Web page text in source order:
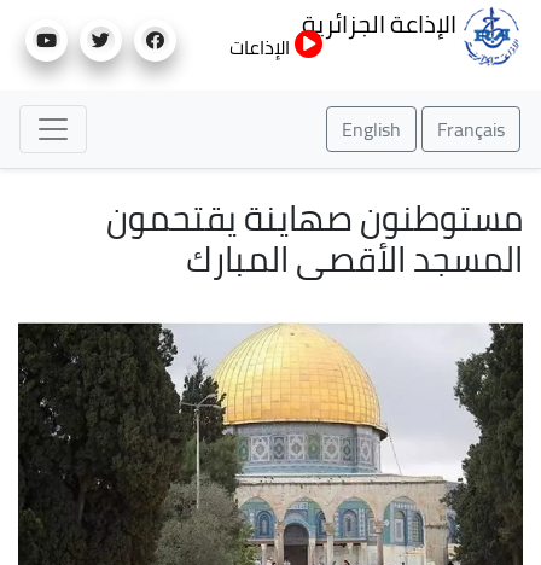
إلى
الإذاعة الجزائرية
الإذاعات
Français
English
مستوطنون صهاينة يقتحمون
المسجد الأقصى المبارك